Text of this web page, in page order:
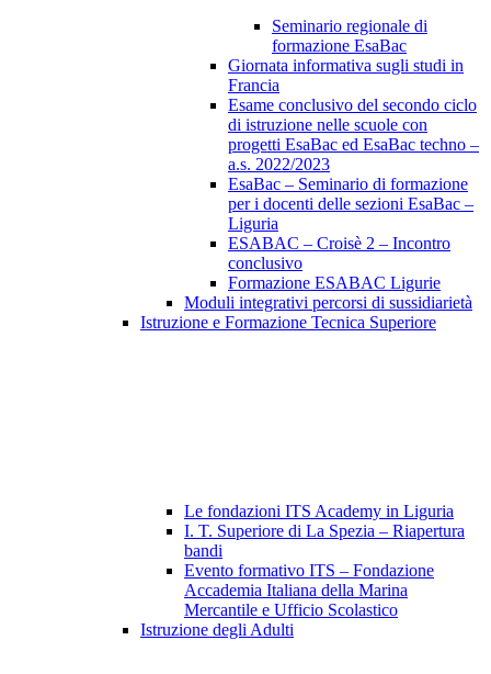
Seminario regionale di
formazione EsaBac
Giornata informativa sugli studi in
Francia
Esame conclusivo del secondo ciclo
di istruzione nelle scuole con
progetti EsaBac ed EsaBac techno –
a.s. 2022/2023
EsaBac – Seminario di formazione
per i docenti delle sezioni EsaBac –
Liguria
ESABAC – Croisè 2 – Incontro
conclusivo
Formazione ESABAC Ligurie
Moduli integrativi percorsi di sussidiarietà
Istruzione e Formazione Tecnica Superiore
Le fondazioni ITS Academy in Liguria
I. T. Superiore di La Spezia – Riapertura
bandi
Evento formativo ITS – Fondazione
Accademia Italiana della Marina
Mercantile e Ufficio Scolastico
Istruzione degli Adulti